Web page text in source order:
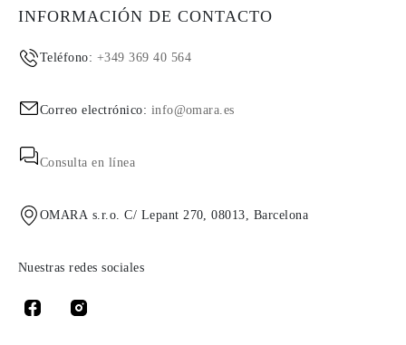
INFORMACIÓN DE CONTACTO
Teléfono: +349 369 40 564
Correo electrónico: info@omara.es
Consulta en línea
OMARA s.r.o. C/ Lepant 270, 08013, Barcelona
Nuestras redes sociales